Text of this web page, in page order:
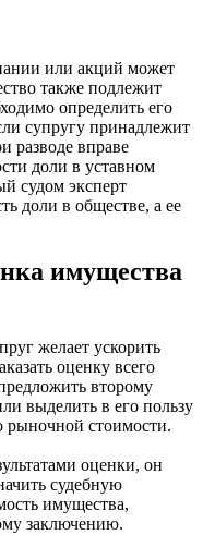
или акций может
также подлежит
определить его
супругу принадлежит
разводе вправе
доли в уставном
судом эксперт
доли в обществе, а ее
имущества
желает ускорить
оценку всего
второму
выделить в его пользу
рыночной стоимости.
оценки, он
судебную
имущества,
заключению.